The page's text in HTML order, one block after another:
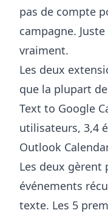
pas de compte
campagne.
vraiment.
Les deux
que la plupart
Text to Google
utilisateurs, 3,4
Outlook
Les deux gèrent
événements
texte. Les 5